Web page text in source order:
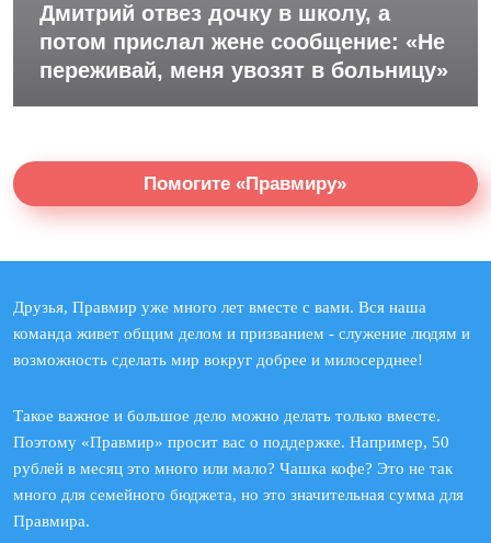
Дмитрий отвез дочку в школу, а
потом прислал жене сообщение: «Не
переживай, меня увозят в больницу»
Помогите «Правмиру»
Друзья, Правмир уже много лет вместе с вами. Вся наша
команда живет общим делом и призванием - служение людям и
возможность сделать мир вокруг добрее и милосерднее!
Такое важное и большое дело можно делать только вместе.
Поэтому «Правмир» просит вас о поддержке. Например, 50
рублей в месяц это много или мало? Чашка кофе? Это не так
много для семейного бюджета, но это значительная сумма для
Правмира.